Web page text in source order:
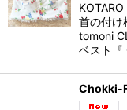
首の付
tomoni
ベスト
Chokki-